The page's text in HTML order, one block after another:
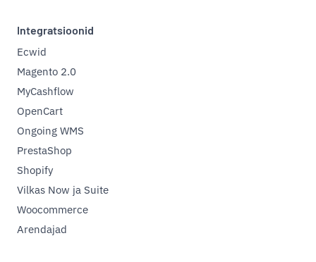
Integratsioonid
Ecwid
Magento 2.0
MyCashflow
OpenCart
Ongoing WMS
PrestaShop
Shopify
Vilkas Now ja Suite
Woocommerce
Arendajad